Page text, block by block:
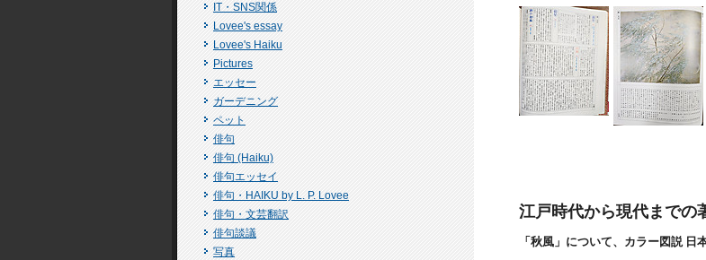
IT・SNS関係
Lovee's essay
Lovee's Haiku
Pictures
エッセー
ガーデニング
ペット
俳句
俳句 (Haiku)
俳句エッセイ
俳句・HAIKU by L. P. Lovee
俳句・文芸翻訳
俳句談議
写真
江戸時代から現代までの
「秋風」について、カラー図説 日